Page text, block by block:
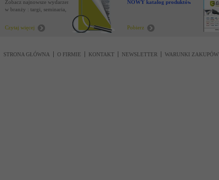
Zobacz najnowsze wydarzenia
w branży : targi, seminaria,
Czytaj więcej
NOWY katalog produktów !
Pobierz
STRONA GŁÓWNA O FIRMIE KONTAKT NEWSLETTER WARUNKI ZAKUPÓW